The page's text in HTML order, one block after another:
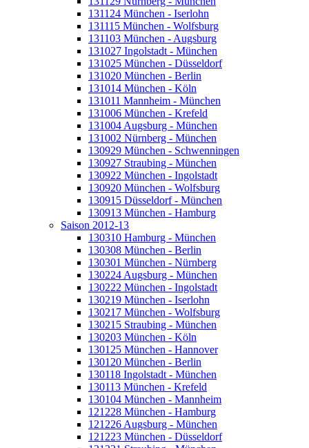
131124 München - Iserlohn
131115 München - Wolfsburg
131103 München - Augsburg
131027 Ingolstadt - München
131025 München - Düsseldorf
131020 München - Berlin
131014 München - Köln
131011 Mannheim - München
131006 München - Krefeld
131004 Augsburg - München
131002 Nürnberg - München
130929 München - Schwenningen
130927 Straubing - München
130922 München - Ingolstadt
130920 München - Wolfsburg
130915 Düsseldorf - München
130913 München - Hamburg
Saison 2012-13
130310 Hamburg - München
130308 München - Berlin
130301 München - Nürnberg
130224 Augsburg - München
130222 München - Ingolstadt
130219 München - Iserlohn
130217 München - Wolfsburg
130215 Straubing - München
130203 München - Köln
130125 München - Hannover
130120 München - Berlin
130118 Ingolstadt - München
130113 München - Krefeld
130104 München - Mannheim
121228 München - Hamburg
121226 Augsburg - München
121223 München - Düsseldorf